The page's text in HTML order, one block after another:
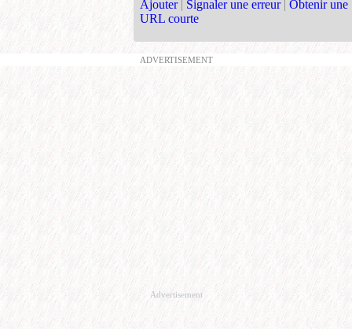
Ajouter | Signaler une erreur | Obtenir une
URL courte
ADVERTISEMENT
Advertisement